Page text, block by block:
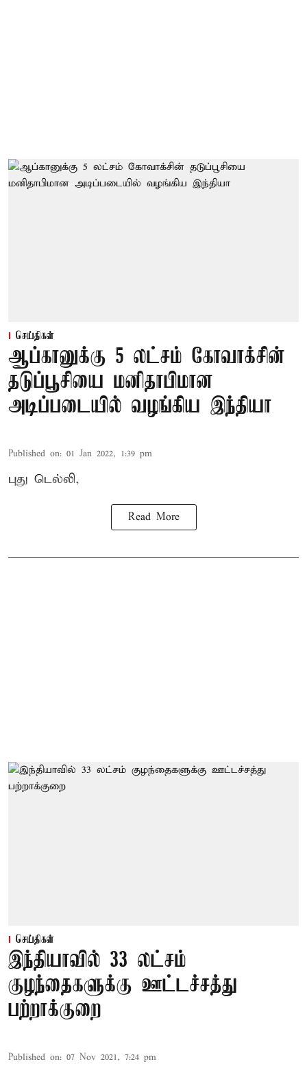
செய்திகள்
ஆப்கானுக்கு 5 லட்சம் கோவாக்சின்
தடுப்பூசியை மனிதாபிமான
அடிப்படையில் வழங்கிய இந்தியா
Published on: 01 Jan 2022, 1:39 pm
புது டெல்லி,
Read More
செய்திகள்
இந்தியாவில் 33 லட்சம்
குழந்தைகளுக்கு ஊட்டச்சத்து
பற்றாக்குறை
Published on: 07 Nov 2021, 7:24 pm